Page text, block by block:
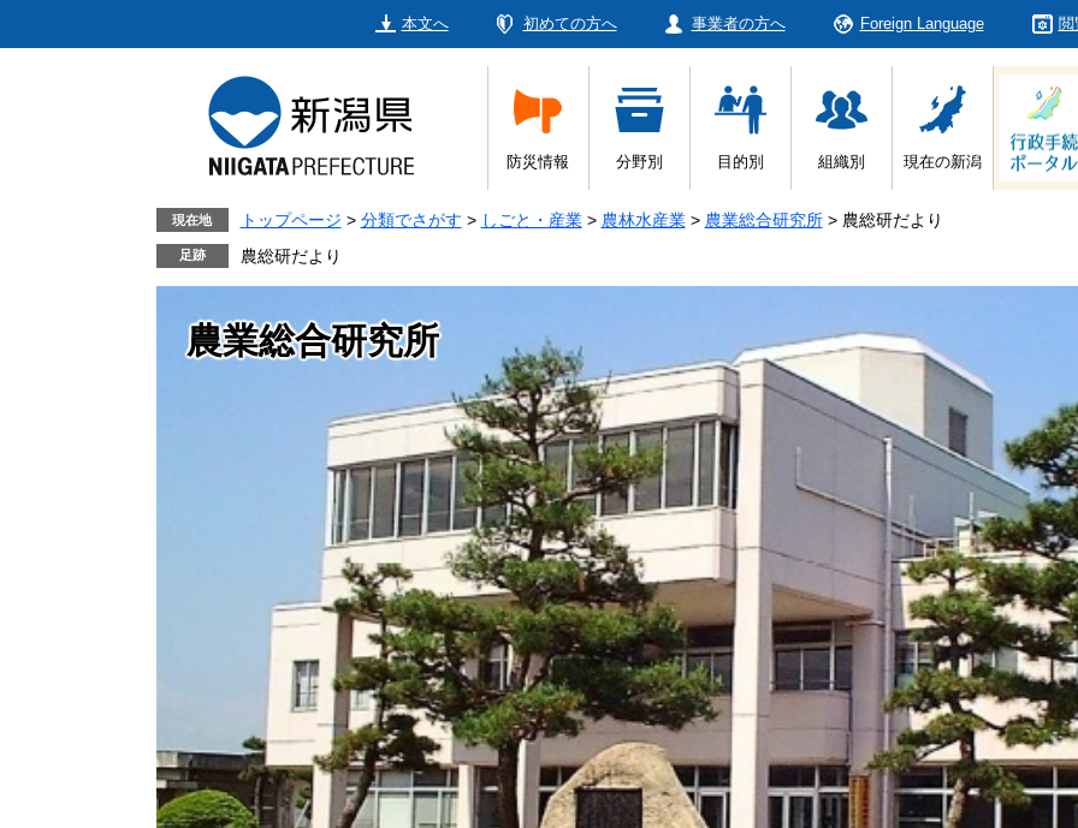
本文へ 初めての方へ 事業者の方へ Foreign Language 閲
防災情報 分野別 目的別 組織別 現在の新潟
現在地 トップページ > 分類でさがす > しごと・産業 > 農林水産業 > 農業総合研究所 > 農総研だより
農総研だより
農業総合研究所